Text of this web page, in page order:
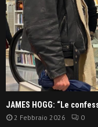
JAMES HOGG: “Le
2 Febbraio 2026 0